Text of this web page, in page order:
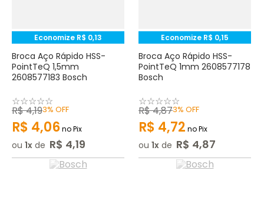
Economize R$ 0,13
Broca Aço Rápido HSS-
PointTeQ 1,5mm
2608577183 Bosch
☆☆☆☆☆
R$4,193% OFF
R$ 4,06no Pix
ou 1 de R$ 4,19
Economize R$ 0,15
Broca Aço Rápido HSS-
PointTeQ 1mm 2608577178
Bosch
☆☆☆☆☆
R$4,873% OFF
R$ 4,72 no Pix
ou 1 de R$ 4,87